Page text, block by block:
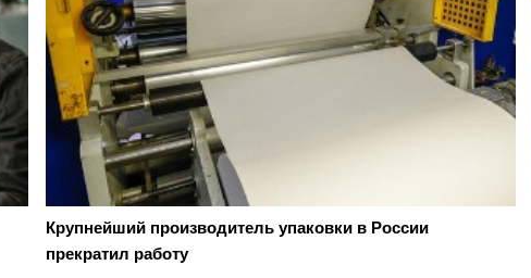
Крупнейший производитель упаковки в России
прекратил работу